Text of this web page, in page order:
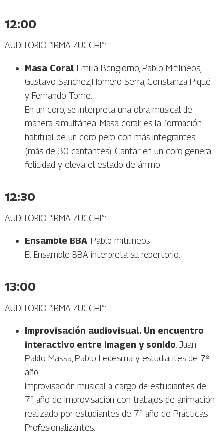
12:00
AUDITORIO “IRMA ZUCCHI”:
Masa Coral. Emilia Bongiorno, Pablo Mitilineos,
Gustavo Sanchez,Homero Serra, Constanza Piqué
y Fernando Tome.
En un coro, se interpreta una obra musical de
manera simultánea. Masa coral: es la formación
habitual de un coro pero con más integrantes
(más de 30 cantantes). Cantar en un coro genera
felicidad y eleva el estado de ánimo.
12:30
AUDITORIO “IRMA ZUCCHI”:
Ensamble BBA. Pablo mitilineos
El Ensamble BBA interpreta su repertorio.
13:00
AUDITORIO “IRMA ZUCCHI”:
Improvisación audiovisual. Un encuentro
interactivo entre imagen y sonido. Juan
Pablo Massa, Pablo Ledesma y estudiantes de 7º
año.
Improvisación musical a cargo de estudiantes de
7º año de Improvisación con trabajos de animación
realizado por estudiantes de 7º año de Prácticas
Profesionalizantes.